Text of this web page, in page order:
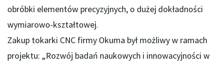
obróbki elementów precyzyjnych, o dużej dokładności
wymiarowo-kształtowej.
Zakup tokarki CNC firmy Okuma był możliwy w ramach
projektu: „Rozwój badań naukowych i innowacyjności w